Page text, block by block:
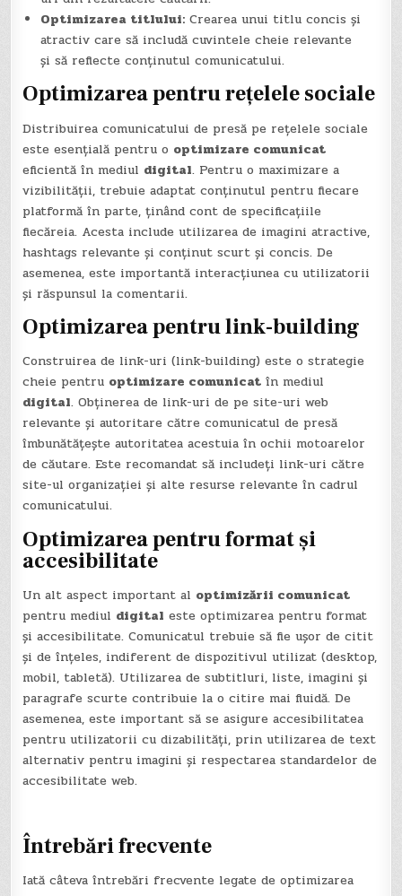
Optimizarea titlului: Crearea unui titlu concis și
atractiv care să includă cuvintele cheie relevante
și să reflecte conținutul comunicatului.
Optimizarea pentru rețelele sociale
Distribuirea comunicatului de presă pe rețelele sociale
este esențială pentru o optimizare comunicat
eficientă în mediul digital. Pentru o maximizare a
vizibilității, trebuie adaptat conținutul pentru fiecare
platformă în parte, ținând cont de specificațiile
fiecăreia. Acesta include utilizarea de imagini atractive,
hashtags relevante și conținut scurt și concis. De
asemenea, este importantă interacțiunea cu utilizatorii
și răspunsul la comentarii.
Optimizarea pentru link-building
Construirea de link-uri (link-building) este o strategie
cheie pentru optimizare comunicat în mediul
digital. Obținerea de link-uri de pe site-uri web
relevante și autoritare către comunicatul de presă
îmbunătățește autoritatea acestuia în ochii motoarelor
de căutare. Este recomandat să includeți link-uri către
site-ul organizației și alte resurse relevante în cadrul
comunicatului.
Optimizarea pentru format și
accesibilitate
Un alt aspect important al optimizării comunicat
pentru mediul digital este optimizarea pentru format
și accesibilitate. Comunicatul trebuie să fie ușor de citit
și de înțeles, indiferent de dispozitivul utilizat (desktop,
mobil, tabletă). Utilizarea de subtitluri, liste, imagini și
paragrafe scurte contribuie la o citire mai fluidă. De
asemenea, este important să se asigure accesibilitatea
pentru utilizatorii cu dizabilități, prin utilizarea de text
alternativ pentru imagini și respectarea standardelor de
accesibilitate web.
Întrebări frecvente
Iată câteva întrebări frecvente legate de optimizarea